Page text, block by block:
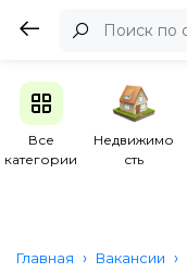
Все
категории
Недвижимо
сть
Главная Вакансии